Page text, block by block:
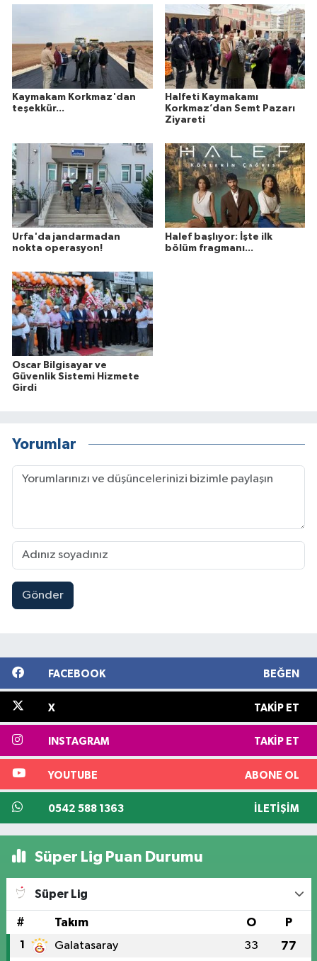
Kaymakam Korkmaz'dan
teşekkür...
Halfeti Kaymakamı
Korkmaz’dan Semt Pazarı
Ziyareti
Urfa'da jandarmadan
nokta operasyon!
Halef başlıyor: İşte ilk
bölüm fragmanı...
Oscar Bilgisayar ve
Güvenlik Sistemi Hizmete
Girdi
Yorumlar
Gönder
FACEBOOK BEĞEN
X TAKIP ET
INSTAGRAM TAKIP ET
YOUTUBE ABONE OL
0542 588 1363 İLETIŞIM
Süper Lig Puan Durumu
Süper Lig
# Takım O P
1 Galatasaray 33 77